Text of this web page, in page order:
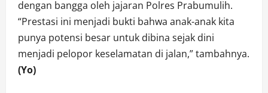
dengan bangga oleh jajaran Polres Prabumulih.
“Prestasi ini menjadi bukti bahwa anak-anak kita
punya potensi besar untuk dibina sejak dini
menjadi pelopor keselamatan di jalan,” tambahnya.
(Yo)